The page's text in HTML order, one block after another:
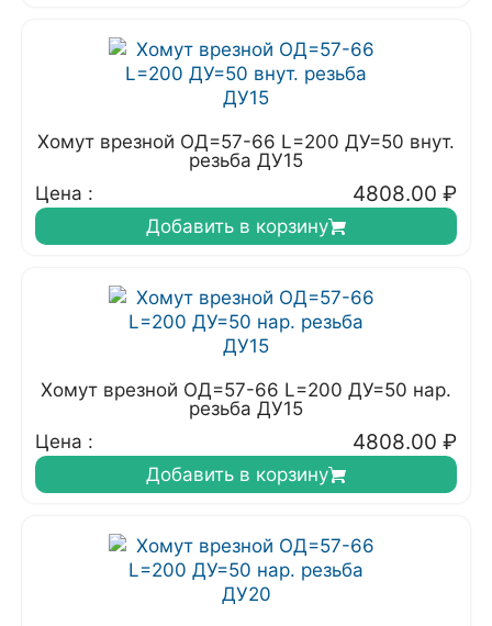
Хомут врезной ОД=57-66 L=200 ДУ=50 внут.
резьба ДУ15
Цена :
4808.00 ₽
Добавить в корзину
Хомут врезной ОД=57-66 L=200 ДУ=50 нар.
резьба ДУ15
Цена :
4808.00 ₽
Добавить в корзину